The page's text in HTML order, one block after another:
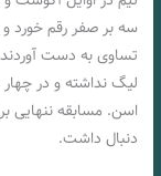
سه بر صفر رقم خورد
تساوی به دست
لیگ نداشته و در
اسن. مسابقه ننهایی
دنبال داشت.